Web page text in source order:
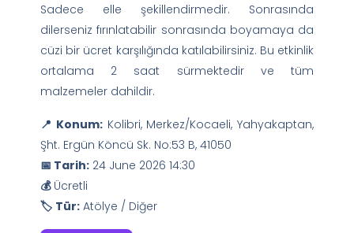
Sadece elle şekillendirmedir. Sonrasında
dilerseniz fırınlatabilir sonrasında boyamaya da
cüzi bir ücret karşılığında katılabilirsiniz. Bu etkinlik
ortalama 2 saat sürmektedir ve tüm
malzemeler dahildir.
📍 Konum: Kolibri, Merkez/Kocaeli, Yahyakaptan,
Şht. Ergün Köncü Sk. No:53 B, 41050
📅 Tarih: 24 June 2026 14:30
💰Ücretli
🏷️ Tür: Atölye / Diğer